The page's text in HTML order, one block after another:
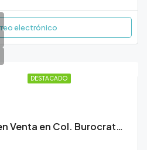
electrónico
DESTACADO
Oficina Amueblada en Venta en Col. Burocrata Durango